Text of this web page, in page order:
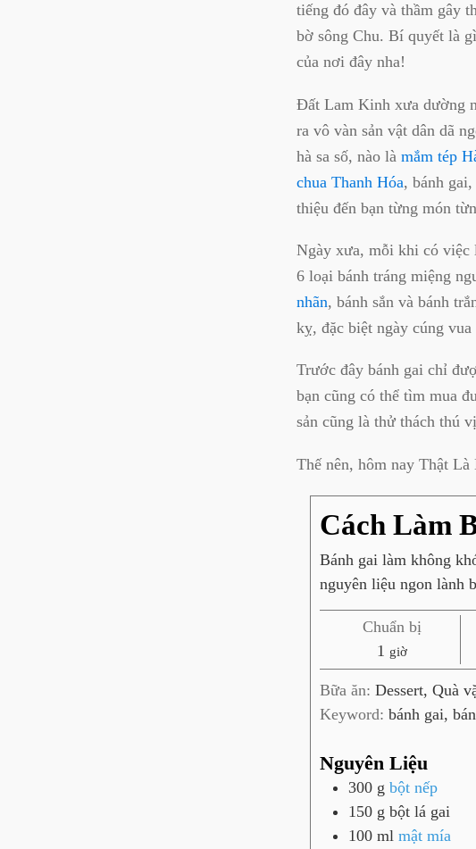
tiếng đó đây và thầm gây
bờ sông Chu. Bí quyết là
của nơi đây nha!
Đất Lam Kinh xưa dường
ra vô vàn sản vật dân dã
hà sa số, nào là mắm tép
chua Thanh Hóa, bánh
thiệu đến bạn từng món
Ngày xưa, mỗi khi có việc
6 loại bánh tráng miệng
nhãn, bánh sắn và bánh
kỵ, đặc biệt ngày cúng
Trước đây bánh gai chỉ
bạn cũng có thể tìm mua
sản cũng là thử thách thú
Thế nên, hôm nay Thật Là
Cách Làm
Bánh gai làm không
nguyên liệu ngon lành
Chuẩn bị
1 g
i
ờ
giờ
Bữa ăn: Dessert, Quà
Keyword: bánh gai,
Nguyên Liệu
300 g bột nếp
150 g bột lá gai
100 ml mật mía